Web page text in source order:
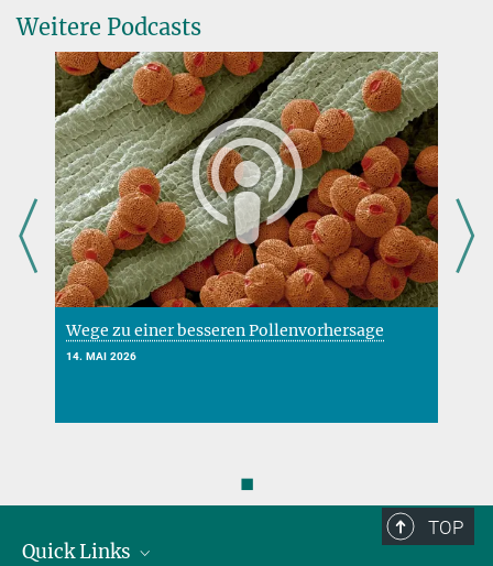
Weitere Podcasts
Wege zu einer besseren Pollenvorhersage
14. MAI 2026
◼
TOP
Quick Links